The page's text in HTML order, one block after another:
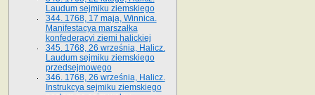
Laudum sejmiku ziemskiego
344. 1768, 17 maja, Winnica.
Manifestacya marszałka
konfederacyi ziemi halickiej
345. 1768, 26 września, Halicz.
Laudum sejmiku ziemskiego
przedsejmowego
346. 1768, 26 września, Halicz.
Instrukcya sejmiku ziemskiego